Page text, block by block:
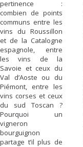
pertinence :
combien de points
communs entre les
vins du Roussillon
et de la Catalogne
espagnole, entre
les vins de la
Savoie et ceux du
Val d’Aoste ou du
Piémont, entre les
vins corses et ceux
du sud Toscan ?
Pourquoi un
vigneron
bourguignon
partage t’il plus de